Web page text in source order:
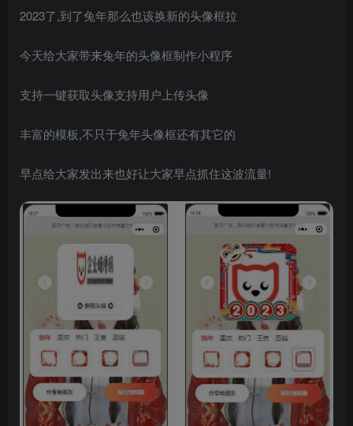
2023了,到了兔年那么也该换新的头像框拉
今天给大家带来兔年的头像框制作小程序
支持一键获取头像支持用户上传头像
丰富的模板,不只于兔年头像框还有其它的
早点给大家发出来也好让大家早点抓住这波流量!